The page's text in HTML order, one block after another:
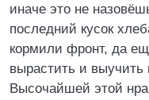
иначе это не
последний кусок
кормили фронт, да
вырастить и
Высочайшей этой